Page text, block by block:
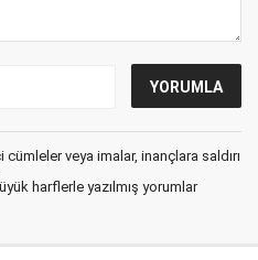
veya imalar, inançlara saldırı
harflerle yazılmış yorumlar